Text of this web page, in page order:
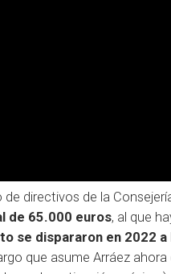
directivos de la
de 65.000 euros, al que
se dispararon en 2022 a
que asume Arráez ahora